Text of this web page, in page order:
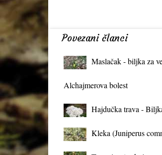
Povezani članci
Maslačak - biljka za
Alchajmerova bolest
Hajdučka trava -
Kleka (Juniperus